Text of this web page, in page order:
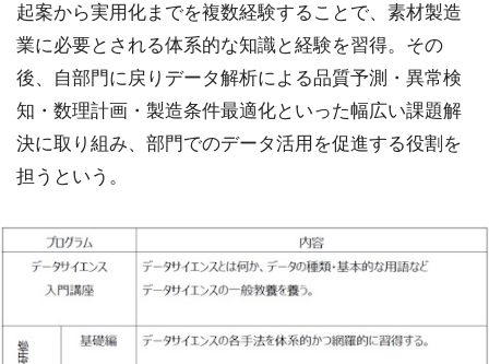
起案から実用化までを複数経験することで、素材製造
業に必要とされる体系的な知識と経験を習得。その
後、自部門に戻りデータ解析による品質予測・異常検
知・数理計画・製造条件最適化といった幅広い課題解
決に取り組み、部門でのデータ活用を促進する役割を
担うという。